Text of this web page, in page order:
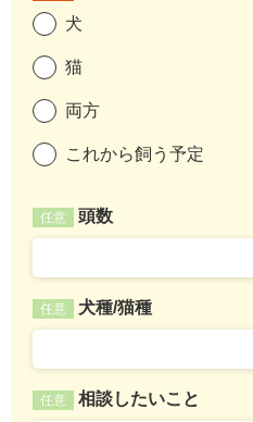
犬
猫
両方
これから飼う予定
任意 頭数
任意 犬種/猫種
任意 相談したいこと